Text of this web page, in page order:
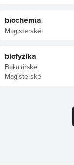
biochémia
Magisterské
biofyzika
Bakalárske
Magisterské